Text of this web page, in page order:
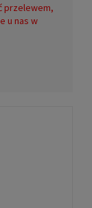
przelewem,
u nas w